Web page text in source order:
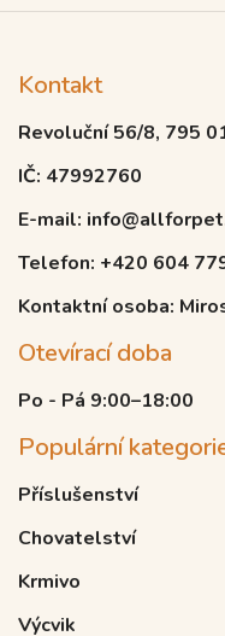
Kontakt
Revoluční 56/8, 795
IČ: 47992760
E-mail:
Telefon: +420 604
Kontaktní osoba:
Otevírací doba
Po - Pá 9:00–18:00
Populární
Příslušenství
Chovatelství
Krmivo
Výcvik